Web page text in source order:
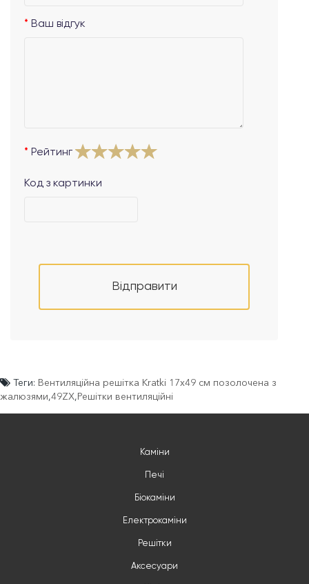
Ваш відгук
Рейтинг
Код з картинки
Відправити
Теги: Вентиляційна решітка Kratki 17x49 см позолочена з
жалюзями,49ZX,Решітки вентиляційні
Каміни
Печі
Біокаміни
Електрокаміни
Решітки
Аксесуари